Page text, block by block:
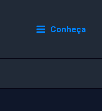
Conheça